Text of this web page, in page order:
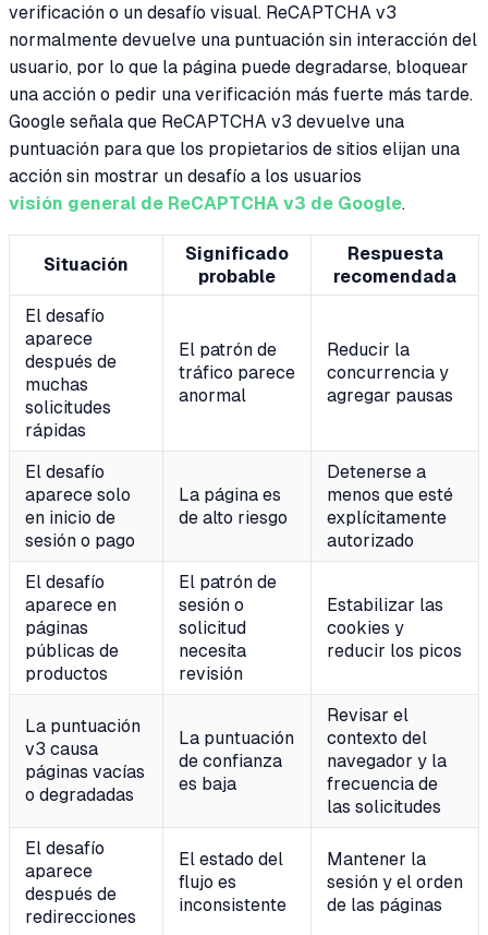
verificación o un desafío visual. ReCAPTCHA v3
normalmente devuelve una puntuación sin interacción del
usuario, por lo que la página puede degradarse, bloquear
una acción o pedir una verificación más fuerte más tarde.
Google señala que ReCAPTCHA v3 devuelve una
puntuación para que los propietarios de sitios elijan una
acción sin mostrar un desafío a los usuarios
visión general de ReCAPTCHA v3 de Google.
Situación
Significado
probable
Respuesta
recomendada
El desafío
aparece
después de
muchas
solicitudes
rápidas
El patrón de
tráfico parece
anormal
Reducir la
concurrencia y
agregar pausas
El desafío
aparece solo
en inicio de
sesión o pago
La página es
de alto riesgo
Detenerse a
menos que esté
explícitamente
autorizado
El desafío
aparece en
páginas
públicas de
productos
El patrón de
sesión o
solicitud
necesita
revisión
Estabilizar las
cookies y
reducir los picos
La puntuación
v3 causa
páginas vacías
o degradadas
La puntuación
de confianza
es baja
Revisar el
contexto del
navegador y la
frecuencia de
las solicitudes
El desafío
aparece
después de
redirecciones
El estado del
flujo es
inconsistente
Mantener la
sesión y el orden
de las páginas